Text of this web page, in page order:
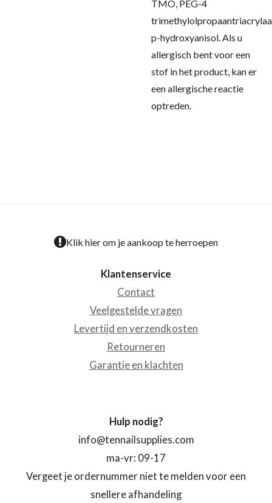
TMO, PEG-4
p-hydroxyanisol.Als u
allergisch bent voor een
stof in het product, kan er
een allergische reactie
optreden.
Klik hier om je aankoop te herroepen
Klantenservice
Contact
Veelgestelde vragen
Levertijd en verzendkosten
Retourneren
Garantie en klachten
Hulp nodig?
info@tennailsupplies.com
ma-vr: 09-17
Vergeet je ordernummer niet te melden voor een
snellere afhandeling